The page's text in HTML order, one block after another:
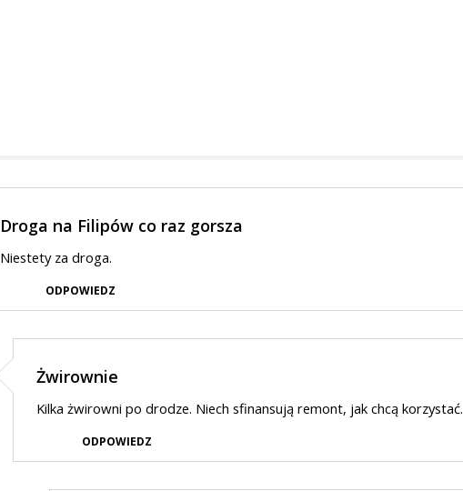
Droga na Filipów co raz gorsza
Niestety za droga.
ODPOWIEDZ
Żwirownie
Kilka żwirowni po drodze. Niech sfinansują remont, jak chcą korzystać.
ODPOWIEDZ